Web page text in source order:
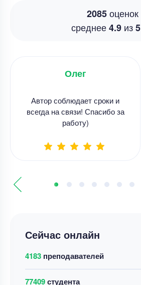
Сейчас онлайн
4183 преподавателей
77409студента
2085оценок
среднее4.9 из5
Олег
Автор соблюдает сроки и
всегда на связи! Спасибо за
работу)